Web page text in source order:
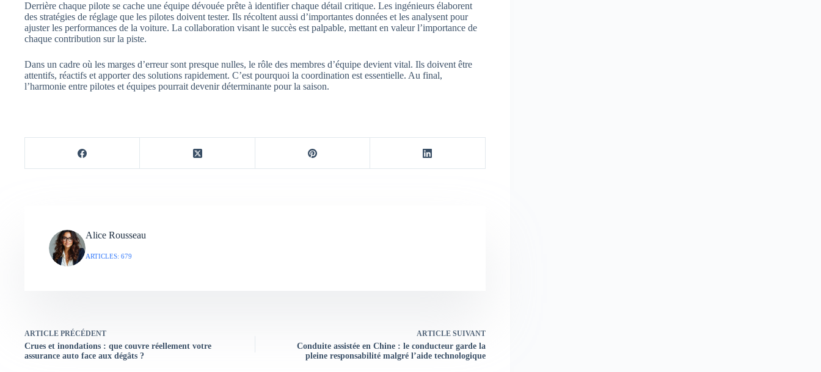
Derrière chaque pilote se cache une équipe dévouée prête à identifier chaque détail critique. Les ingénieurs élaborent
des stratégies de réglage que les pilotes doivent tester. Ils récoltent aussi d’importantes données et les analysent pour
ajuster les performances de la voiture. La collaboration visant le succès est palpable, mettant en valeur l’importance de
chaque contribution sur la piste.
Dans un cadre où les marges d’erreur sont presque nulles, le rôle des membres d’équipe devient vital. Ils doivent être
attentifs, réactifs et apporter des solutions rapidement. C’est pourquoi la coordination est essentielle. Au final,
l’harmonie entre pilotes et équipes pourrait devenir déterminante pour la saison.
Alice Rousseau
ARTICLES: 679
ARTICLE PRÉCÉDENT
Crues et inondations : que couvre réellement votre
assurance auto face aux dégâts ?
ARTICLESUIVANT
Conduite assistée en Chine : le conducteur garde la
pleine responsabilité malgré l’aide technologique